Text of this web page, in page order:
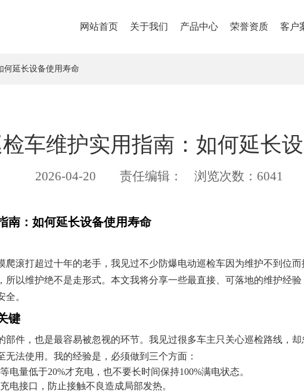
网站首页 关于我们 产品中心 荣誉资质 客户
何延长设备使用寿命
车维护实用指南：如何延长
2026-04-20 责任编辑： 浏览次数：6041
南：如何延长设备使用寿命
爬滚打超过十年的老手，我见过不少防爆电动巡检车因为维护不到位
所以维护绝不是走形式。本文我将分享一些最直接、可落地的维护经验
。
键
部件，也是最容易被忽视的环节。我见过很多车主只关心巡检路线，
法使用。我的经验是，必须做到三个方面：
电量低于20%才充电，也不要长时间保持100%满电状态。
电接口，防止接触不良造成局部发热。